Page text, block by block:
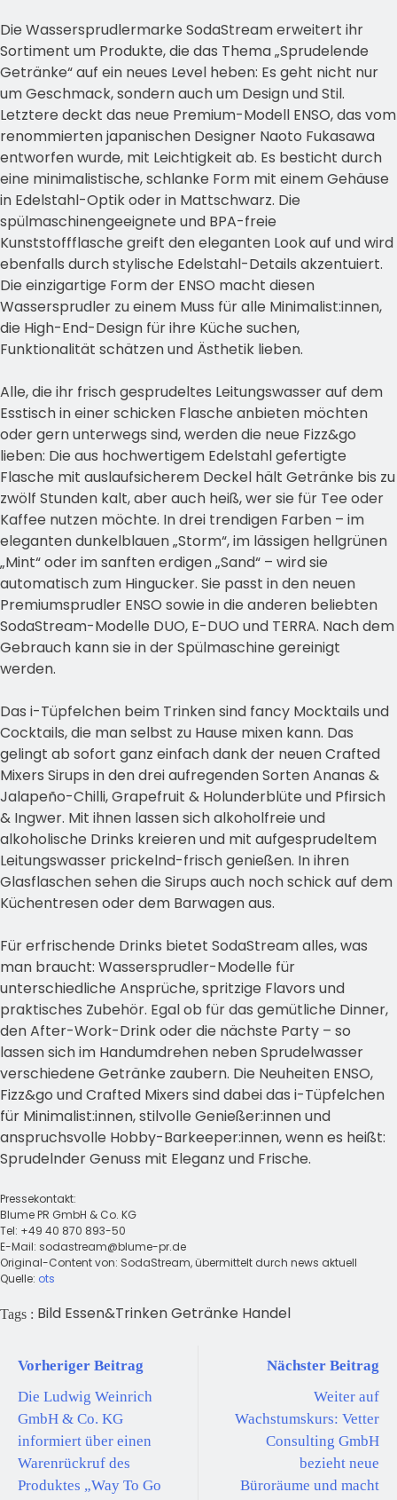
Die Wassersprudlermarke SodaStream erweitert ihr
Sortiment um Produkte, die das Thema „Sprudelende
Getränke“ auf ein neues Level heben: Es geht nicht nur
um Geschmack, sondern auch um Design und Stil.
Letztere deckt das neue Premium-Modell ENSO, das vom
renommierten japanischen Designer Naoto Fukasawa
entworfen wurde, mit Leichtigkeit ab. Es besticht durch
eine minimalistische, schlanke Form mit einem Gehäuse
in Edelstahl-Optik oder in Mattschwarz. Die
spülmaschinengeeignete und BPA-freie
Kunststoffflasche greift den eleganten Look auf und wird
ebenfalls durch stylische Edelstahl-Details akzentuiert.
Die einzigartige Form der ENSO macht diesen
Wassersprudler zu einem Muss für alle Minimalist:innen,
die High-End-Design für ihre Küche suchen,
Funktionalität schätzen und Ästhetik lieben.
Alle, die ihr frisch gesprudeltes Leitungswasser auf dem
Esstisch in einer schicken Flasche anbieten möchten
oder gern unterwegs sind, werden die neue Fizz&go
lieben: Die aus hochwertigem Edelstahl gefertigte
Flasche mit auslaufsicherem Deckel hält Getränke bis zu
zwölf Stunden kalt, aber auch heiß, wer sie für Tee oder
Kaffee nutzen möchte. In drei trendigen Farben – im
eleganten dunkelblauen „Storm“, im lässigen hellgrünen
„Mint“ oder im sanften erdigen „Sand“ – wird sie
automatisch zum Hingucker. Sie passt in den neuen
Premiumsprudler ENSO sowie in die anderen beliebten
SodaStream-Modelle DUO, E-DUO und TERRA. Nach dem
Gebrauch kann sie in der Spülmaschine gereinigt
werden.
Das i-Tüpfelchen beim Trinken sind fancy Mocktails und
Cocktails, die man selbst zu Hause mixen kann. Das
gelingt ab sofort ganz einfach dank der neuen Crafted
Mixers Sirups in den drei aufregenden Sorten Ananas &
Jalapeño-Chilli, Grapefruit & Holunderblüte und Pfirsich
& Ingwer. Mit ihnen lassen sich alkoholfreie und
alkoholische Drinks kreieren und mit aufgesprudeltem
Leitungswasser prickelnd-frisch genießen. In ihren
Glasflaschen sehen die Sirups auch noch schick auf dem
Küchentresen oder dem Barwagen aus.
Für erfrischende Drinks bietet SodaStream alles, was
man braucht: Wassersprudler-Modelle für
unterschiedliche Ansprüche, spritzige Flavors und
praktisches Zubehör. Egal ob für das gemütliche Dinner,
den After-Work-Drink oder die nächste Party – so
lassen sich im Handumdrehen neben Sprudelwasser
verschiedene Getränke zaubern. Die Neuheiten ENSO,
Fizz&go und Crafted Mixers sind dabei das i-Tüpfelchen
für Minimalist:innen, stilvolle Genießer:innen und
anspruchsvolle Hobby-Barkeeper:innen, wenn es heißt:
Sprudelnder Genuss mit Eleganz und Frische.
Pressekontakt:
Blume PR GmbH & Co. KG
Tel: +49 40 870 893-50
E-Mail: sodastream@blume-pr.de
Original-Content von: SodaStream, übermittelt durch news aktuell
Quelle: ots
Tags : Bild Essen&TrinkenGetränke Handel
Vorheriger Beitrag
Die Ludwig Weinrich
GmbH & Co. KG
informiert über einen
Warenrückruf des
Produktes „Way To Go
Nächster Beitrag
Weiter auf
Wachstumskurs: Vetter
Consulting GmbH
bezieht neue
Büroräume und macht